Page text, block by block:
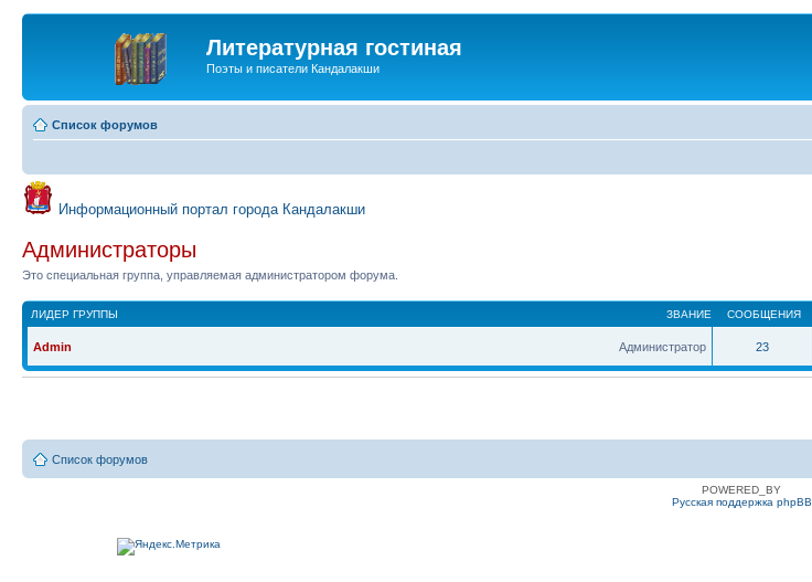
Литературная гостиная
Поэты и писатели Кандалакши
Список форумов
Информационный портал города Кандалакши
Администраторы
Это специальная группа, управляемая администратором форума.
ЗВАНИЕ
ЛИДЕР ГРУППЫ СООБЩЕНИЯ
Администратор
Admin 23
Список форумов
POWERED_BY
Русская поддержка phpBB